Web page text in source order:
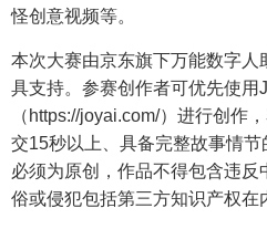
怪创意视频等。
本次大赛由京东旗下万能数字人
具支持。参赛创作者可优先使用
（https://joyai.com/）进行创作
交15秒以上、具备完整故事情
必须为原创，作品不得包含违反
俗或侵犯包括第三方知识产权在